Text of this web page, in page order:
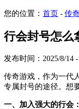
您的位置： 首页 - 传
行会封号怎么
发布时间：2025/8/14
传奇游戏，作为一代
专属封号的途径。想
一、加入强大的行会